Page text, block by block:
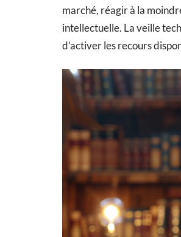
marché, réagir à la
intellectuelle. La veille
d’activer les recours